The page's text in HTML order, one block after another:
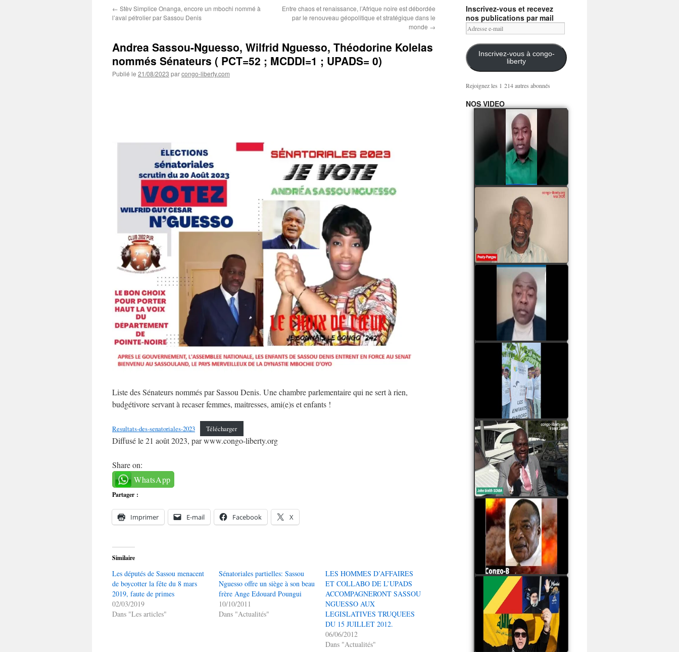
← Stèv Simplice Onanga, encore un mbochi nommé à
l’aval pétrolier par Sassou Denis
Entre chaos et renaissance, l’Afrique noire est débordée
par le renouveau géopolitique et stratégique dans le
monde →
Andrea Sassou-Nguesso, Wilfrid Nguesso, Théodorine Kolelas
nommés Sénateurs ( PCT=52 ; MCDDI=1 ; UPADS= 0)
Publié le 21/08/2023 parcongo-liberty.com
Liste des Sénateurs nommés par Sassou Denis. Une chambre parlementaire qui ne sert à rien,
budgétivore servant à recaser femmes, maitresses, ami(e)s et enfants !
Resultats-des-senatoriales-2023 Télécharger
Diffusé le 21 août 2023, par www.congo-liberty.org
Share on:
WhatsApp
Partager :
Imprimer E-mail Facebook X
Similaire
Les députés de Sassou menacent
de boycotter la fête du 8 mars
2019, faute de primes
02/03/2019
Dans "Les articles"
Sénatoriales partielles: Sassou
Nguesso offre un siège à son beau
frère Ange Edouard Poungui
10/10/2011
Dans "Actualités"
LES HOMMES D’AFFAIRES
ET COLLABO DE L’UPADS
ACCOMPAGNERONT SASSOU
NGUESSO AUX
LEGISLATIVES TRUQUEES
DU 15 JUILLET 2012.
06/06/2012
Dans "Actualités"
Inscrivez-vous et recevez
nos publications par mail
Adresse
e-
mail
Inscrivez-vous à congo-
liberty
Rejoignez les 1 214 autres abonnés
NOS VIDEO
Mingwa BIANGO : Ni
les mercenaires russes,
ni la garde présidentielle
ne mourront pour
Sassou Denis
watch video
POATY PANGOU
parle de la coquille vide
Collinet Makosso, des
assassinats des jeunes
par Serge OBOA
watch video
Sassou Nguesso est
revenu au pouvoir par
les armes, il ne quittera
le pouvoir que par la
force
watch video
watch video
John Binith Dzaba
s'exprime sur le voyage
de Rodrigue Malanda
Samba à Paris
watch video
Poaty Pangou La
Conférence des ethnies
est la seule solution pour
éviter la scission du
Congo B
watch video
Les liaisons dangereuses
du clan Sassou Nguesso
avec le Hezbollah
watch video